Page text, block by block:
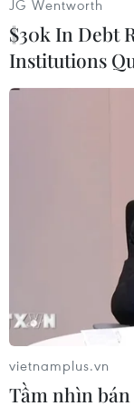
JG Wentworth
$30k In Debt
Institutions
vietnamplus.vn
Tầm nhìn